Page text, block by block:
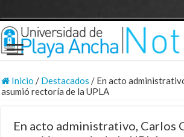
Inicio / Destacados / En acto
asumió rectoría de la UPLA
En acto administrativo, Carlos